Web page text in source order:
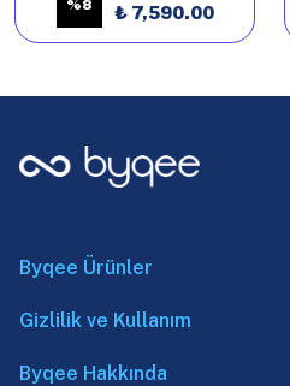
%8 ₺ 7,590.00
Byqee Ürünler
Gizlilik ve Kullanım
Byqee Hakkında